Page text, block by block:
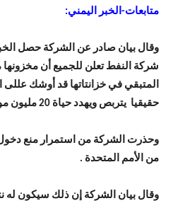
متابعات-الخبر اليمني:
وقال بيان صادر عن الشركة حصل
شركة النفط تعلن للجميع أن
المتبقي في خزانتاتها قد أوشك عللى
حقيقيا يتربص ويهدد حياة 20 مليون مواطن يمني.
وحذرت الشركة من استمرار منع
من الأمم المتحدة .
وقال بيان الشركة إن ذلك سيكون له